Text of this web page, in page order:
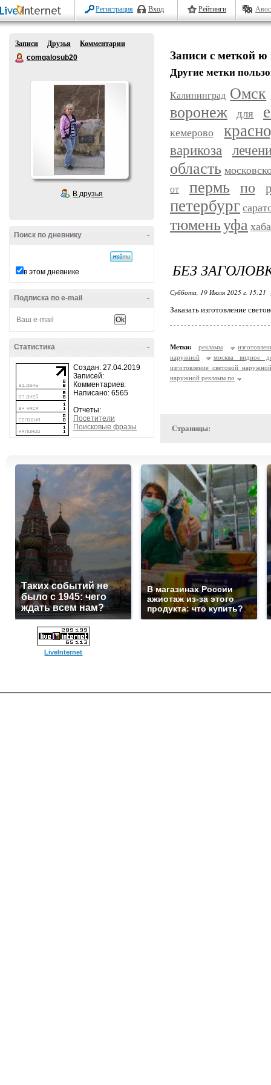
Регистрация Вход Рейтинги
Записи Друзья
Комментарии
comgalosub20
В друзья
-
Поиск по дневнику
в этом дневнике
-
Подписка по e-mail
-
Статистика
Создан: 27.04.2019
Записей:
Комментариев:
Написано: 6565
Отчеты:
Посетители
Поисковые фразы
Записи с меткой ю
Другие метки
Калининград Омск
воронеж для
кемерово
варикоза
область
от пермь по
петербург
тюменьуфа
БЕЗ
Суббота, 19 Июля 2025 г. 15:21
Заказать изготовление
Метки: рекламы
наружной
москва видное
изготовление световой
наружной рекламы по
Страницы:
Таких событий не
было с 1945: чего
ждать всем нам?
В магазинах России
ажиотаж из-за этого
продукта: что купить?
LiveInternet